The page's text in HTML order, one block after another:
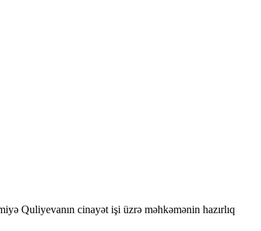
Quliyevanın cinayət işi üzrə məhkəmənin hazırlıq